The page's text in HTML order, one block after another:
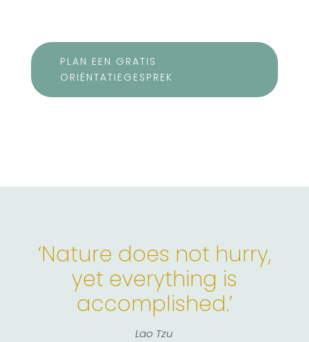
PLAN EEN GRATIS
ORIËNTATIEGESPREK
‘Nature does not hurry,
yet everything is
accomplished.’
Lao Tzu